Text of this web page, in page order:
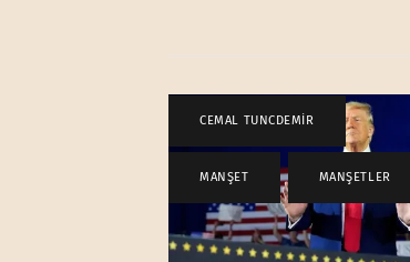
CEMAL TUNCDEMİR ,
MANŞET , MANŞETLER